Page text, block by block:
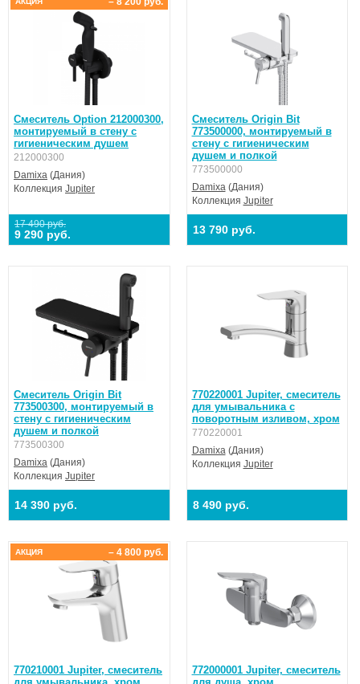
Смеситель Option 212000300,
монтируемый в стену с
гигиеническим душем
212000300
Damixa (Дания)
Коллекция Jupiter
17 490 руб.
9 290 руб.
Смеситель Origin Bit
773500000, монтируемый в
стену с гигиеническим
душем и полкой
773500000
Damixa(Дания)
Коллекция Jupiter
13 790 руб.
Смеситель Origin Bit
773500300, монтируемый в
стену с гигиеническим
душем и полкой
773500300
Damixa (Дания)
Коллекция Jupiter
14 390 руб.
770220001 Jupiter, смеситель
для умывальника с
поворотным изливом, хром
770220001
Damixa(Дания)
Коллекция Jupiter
8 490 руб.
770210001 Jupiter, смеситель
– 4 800 руб.
АКЦИЯ
772000001 Jupiter, смеситель